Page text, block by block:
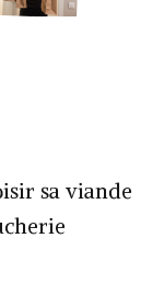
sa viande